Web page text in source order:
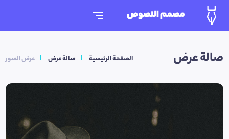
مصمم النصوص
صالة عرض الصفحة الرئيسية صالة عرض عرض الصور